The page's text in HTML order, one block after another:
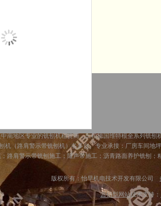
南地区专业的铣刨机租赁商，出租德国维特根全系列铣
机（路肩警示带铣刨机）各多台。专业承接：厂房车间地
路肩警示带铣刨施工；隆声带施工；沥青路面养护铣刨；
版权所有：怡早机电技术开发有限公司
营销型网站技术支持：